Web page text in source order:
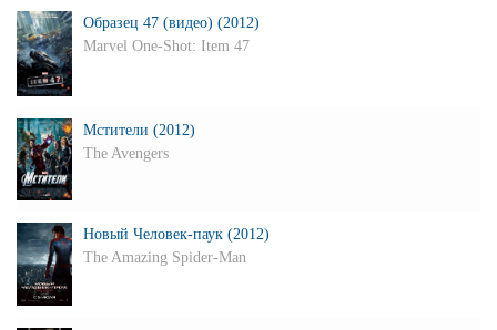
Образец 47 (видео) (2012)
Marvel One-Shot: Item 47
Мстители (2012)
The Avengers
Новый Человек-паук (2012)
The Amazing Spider-Man